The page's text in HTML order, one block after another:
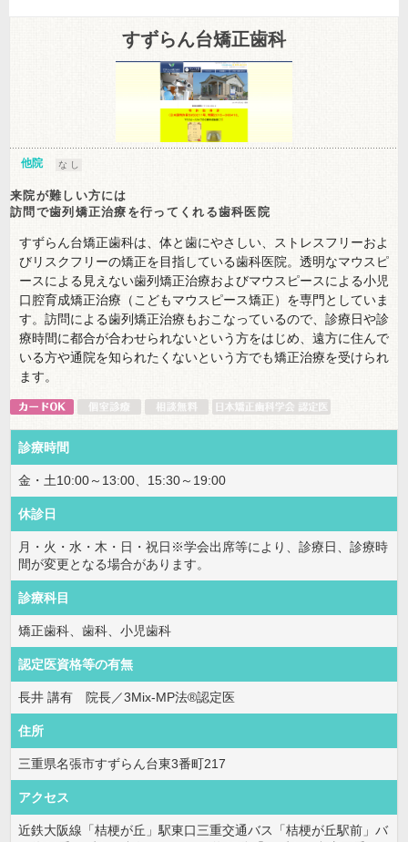
すずらん台矯正歯科
他院 な し
来院が難しい方には
訪問で歯列矯正治療を行ってくれる歯科医院
すずらん台矯正歯科は、体と歯にやさしい、ストレスフリーおよ
びリスクフリーの矯正を目指している歯科医院。透明なマウスピ
ースによる見えない歯列矯正治療およびマウスピースによる小児
口腔育成矯正治療（こどもマウスピース矯正）を専門としていま
す。訪問による歯列矯正治療もおこなっているので、診療日や診
療時間に都合が合わせられないという方をはじめ、遠方に住んで
いる方や通院を知られたくないという方でも矯正治療を受けられ
ます。
診療時間
金・土10:00～13:00、15:30～19:00
休診日
月・火・水・木・日・祝日※学会出席等により、診療日、診療時
間が変更となる場合があります。
診療科目
矯正歯科、歯科、小児歯科
認定医資格等の有無
長井 講有 院長／3Mix-MP法®認定医
住所
三重県名張市すずらん台東3番町217
アクセス
近鉄大阪線「桔梗が丘」駅東口三重交通バス「桔梗が丘駅前」バ